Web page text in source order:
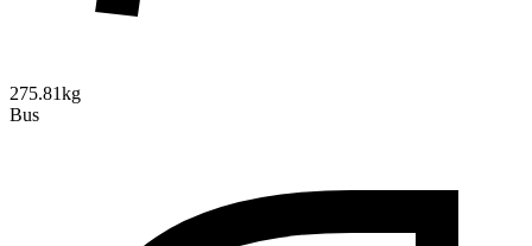
275.81kg
Bus